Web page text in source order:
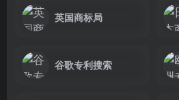
英国商标局
谷歌专利搜索